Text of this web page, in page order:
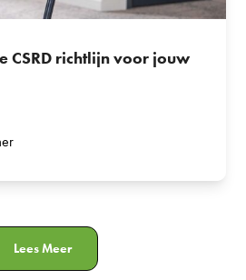
CSRD richtlijn voor jouw
Lees Meer